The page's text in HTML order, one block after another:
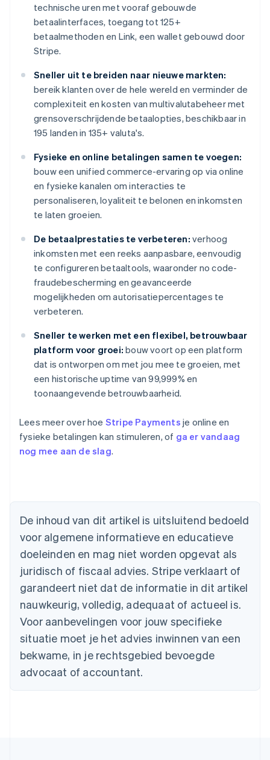
technische uren met vooraf gebouwde
betaalinterfaces, toegang tot 125+
betaalmethoden en Link, een wallet gebouwd door
Stripe.
Sneller uit te breiden naar nieuwe markten:
bereik klanten over de hele wereld en verminder de
complexiteit en kosten van multivalutabeheer met
grensoverschrijdende betaalopties, beschikbaar in
195 landen in 135+ valuta's.
Fysieke en online betalingen samen te voegen:
bouw een unified commerce-ervaring op via online
en fysieke kanalen om interacties te
personaliseren, loyaliteit te belonen en inkomsten
te laten groeien.
De betaalprestaties te verbeteren: verhoog
inkomsten met een reeks aanpasbare, eenvoudig
te configureren betaaltools, waaronder no code-
fraudebescherming en geavanceerde
mogelijkheden om autorisatiepercentages te
verbeteren.
Sneller te werken met een flexibel, betrouwbaar
platform voor groei: bouw voort op een platform
dat is ontworpen om met jou mee te groeien, met
een historische uptime van 99,999% en
toonaangevende betrouwbaarheid.
Lees meer over hoe Stripe Payments je online en
fysieke betalingen kan stimuleren, of ga er vandaag
nog mee aan de slag.
De inhoud van dit artikel is uitsluitend bedoeld
voor algemene informatieve en educatieve
doeleinden en mag niet worden opgevat als
juridisch of fiscaal advies. Stripe verklaart of
garandeert niet dat de informatie in dit artikel
nauwkeurig, volledig, adequaat of actueel is.
Voor aanbevelingen voor jouw specifieke
situatie moet je het advies inwinnen van een
bekwame, in je rechtsgebied bevoegde
advocaat of accountant.
Australië
English
België
NederlandsFrançaisDeutschEnglish
Brazilië
Bulgarije
English
Canada
EnglishFrançais
Cyprus
English
English
Duitsland